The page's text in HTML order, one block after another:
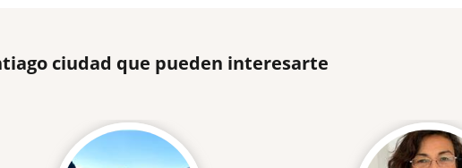
ciudad que pueden interesarte